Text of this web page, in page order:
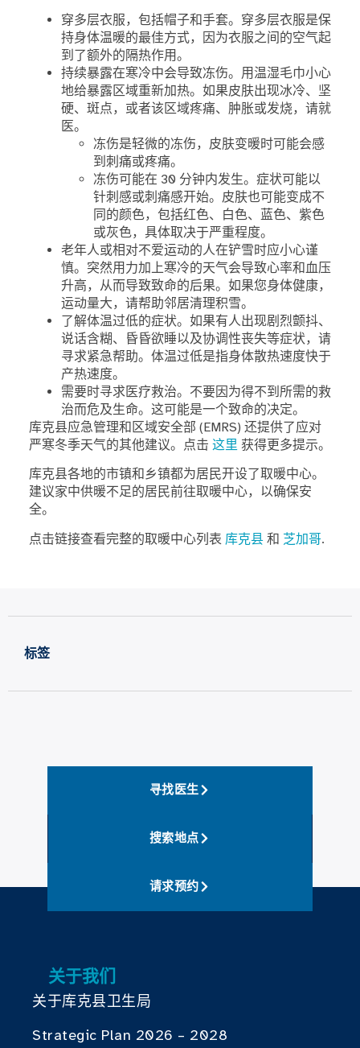
穿多层衣服，包括帽子和手套。穿多层衣服是保
持身体温暖的最佳方式，因为衣服之间的空气起
到了额外的隔热作用。
持续暴露在寒冷中会导致冻伤。用温湿毛巾小心
地给暴露区域重新加热。如果皮肤出现冰冷、坚
硬、斑点，或者该区域疼痛、肿胀或发烧，请就
医。
冻伤是轻微的冻伤，皮肤变暖时可能会感
到刺痛或疼痛。
冻伤可能在 30 分钟内发生。症状可能以
针刺感或刺痛感开始。皮肤也可能变成不
同的颜色，包括红色、白色、蓝色、紫色
或灰色，具体取决于严重程度。
老年人或相对不爱运动的人在铲雪时应小心谨
慎。突然用力加上寒冷的天气会导致心率和血压
升高，从而导致致命的后果。如果您身体健康，
运动量大，请帮助邻居清理积雪。
了解体温过低的症状。如果有人出现剧烈颤抖、
说话含糊、昏昏欲睡以及协调性丧失等症状，请
寻求紧急帮助。体温过低是指身体散热速度快于
产热速度。
需要时寻求医疗救治。不要因为得不到所需的救
治而危及生命。这可能是一个致命的决定。
库克县应急管理和区域安全部 (EMRS) 还提供了应对
严寒冬季天气的其他建议。点击 这里 获得更多提示。
库克县各地的市镇和乡镇都为居民开设了取暖中心。
建议家中供暖不足的居民前往取暖中心，以确保安
全。
点击链接查看完整的取暖中心列表 库克县和 芝加哥.
标签
寻找医生
搜索地点
请求预约
关于我们
关于库克县卫生局
Strategic Plan 2026 – 2028